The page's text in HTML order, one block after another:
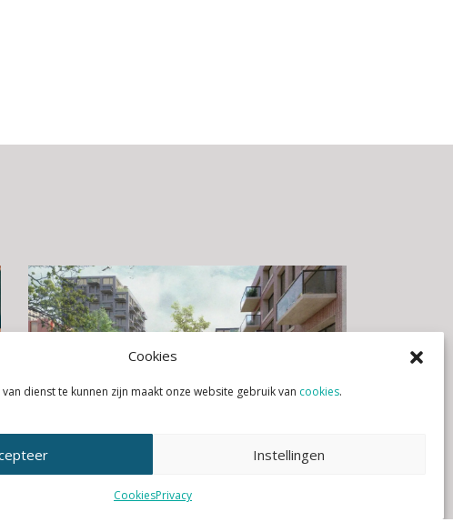
Cookies
dienst te kunnen zijn maakt onze website gebruik van cookies.
Instellingen
CookiesPrivacy
Merwedelab: Unieke samenwerking